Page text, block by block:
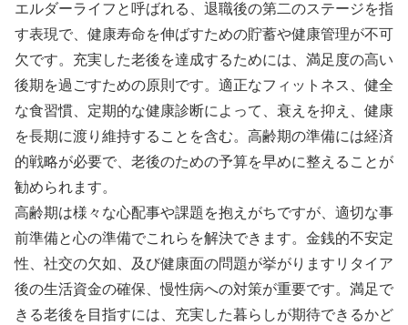
エルダーライフと呼ばれる、退職後の第二のステージを指
す表現で、健康寿命を伸ばすための貯蓄や健康管理が不可
欠です。充実した老後を達成するためには、満足度の高い
後期を過ごすための原則です。適正なフィットネス、健全
な食習慣、定期的な健康診断によって、衰えを抑え、健康
を長期に渡り維持することを含む。高齢期の準備には経済
的戦略が必要で、老後のための予算を早めに整えることが
勧められます。
高齢期は様々な心配事や課題を抱えがちですが、適切な事
前準備と心の準備でこれらを解決できます。金銭的不安定
性、社交の欠如、及び健康面の問題が挙がりますリタイア
後の生活資金の確保、慢性病への対策が重要です。満足で
きる老後を目指すには、充実した暮らしが期待できるかど